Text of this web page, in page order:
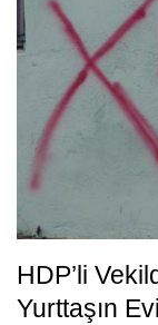
HDP’li
Yurttaşın